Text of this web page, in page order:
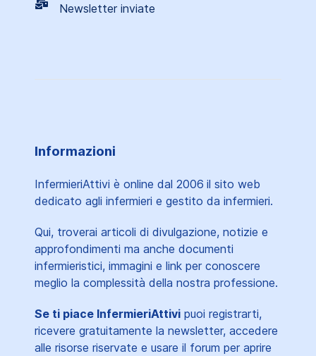
Newsletter inviate
Informazioni
InfermieriAttivi è online dal 2006 il sito web
dedicato agli infermieri e gestito da infermieri.
Qui, troverai articoli di divulgazione, notizie e
approfondimenti ma anche documenti
infermieristici, immagini e link per conoscere
meglio la complessità della nostra professione.
Se ti piace InfermieriAttivi puoi registrarti,
ricevere gratuitamente la newsletter, accedere
alle risorse riservate e usare il forum per aprire